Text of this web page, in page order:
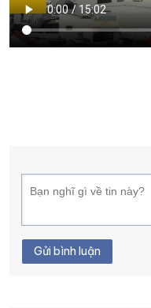
XÂY DỰNG KHÁNH HÒA
Gửi bình luận